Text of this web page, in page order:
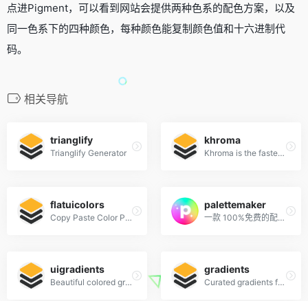
点进Pigment，可以看到网站会提供两种色系的配色方案，以及
同一色系下的四种颜色，每种颜色能复制颜色值和十六进制代
码。
相关导航
trianglify
Trianglify Generator
khroma
Khroma is the fastest way to discover, search, and save color combos you'll want to use.
flatuicolors
Copy Paste Color Pallette from Flat UI Theme
palettemaker
一款 100%免费的配色方案在线生成预览网站
uigradients
Beautiful colored gradients
gradients
Curated gradients for designers and developers